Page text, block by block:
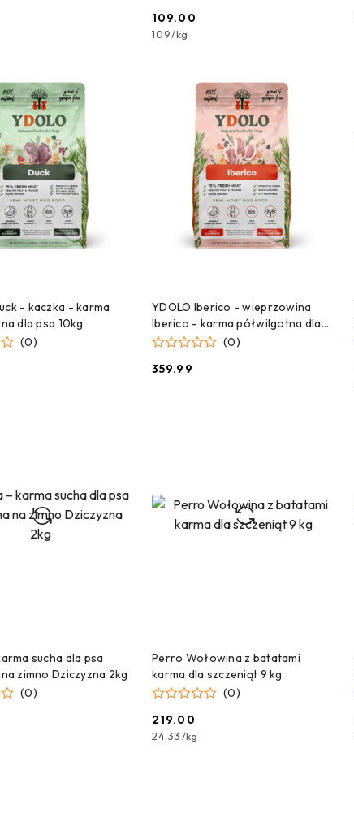
Cena:
109.00
109/kg
- kaczka - karma
dla psa 10kg
(0)
YDOLO Iberico - wieprzowina
Iberico - karma półwilgotna dla
psa 10kg
(0)
Cena:
359.99
sucha dla psa
zimno Dziczyzna 2kg
(0)
Perro Wołowina z batatami
karma dla szczeniąt 9 kg
(0)
Cena:
219.00
24.33/kg